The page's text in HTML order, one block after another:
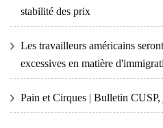
stabilité des prix
Les travailleurs américains
excessives en matière
Pain et Cirques | Bulletin